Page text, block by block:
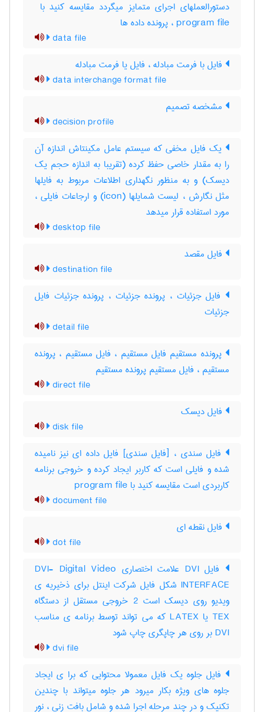
program file ، پرونده داده ‌ها
data file
فایل با فرمت مبادله ، فایل یا فرمت مبادله
data interchange format file
مشخصه تصمیم
decision profile
یک فایل مخفی که سیستم عامل مکینتاش اندازه آن
را به مقدار خاصی حفظ کرده (تقریبا به اندازه حجم یک
دیسک) و به منظور نگهداری اطلاعات مربوط به فایلها
مثل نگارش ، لیست شمایلها (‎icon) و ارجاعات فایلی ،
مورد استفاده قرار میدهد
desktop file
فایل مقصد
destination file
فایل جزئیات ، پرونده جزئیات ، پرونده جزئیات فایل
جزئیات
detail file
پرونده مستقیم فایل مستقیم ، فایل مستقیم ، پرونده
مستقیم ، فایل مستقیم پرونده مستقیم
direct file
فایل دیسک
disk file
فایل سندی ، [فایل سندی] فایل داده ای نیز نامیده
شده و فایلی است که کاربر ایجاد کرده و خروجی برنامه
کاربردی است مقایسه کنید با ‎ program file
document file
فایل نقطه ای
dot file
فایل DVI علامت اختصاری DVI- Digital Video
INTERFACE شکل فایل شرکت اینتل برای ذخیریه ی
ویدیو روی دیسک است 2 خروجی مستقل از دستگاه
TEX یا LATEX که می تواند توسط برنامه ی مناسب
DVI بر روی هر چاپگری چاپ شود
dvi file
فایل جلوه یک فایل معمولا محتوایی که برا ی ایجاد
جلوه های ویژه بکار میرود هر جلوه میتواند با چندین
تکنیک و در چند مرحله اجرا شده و شامل بافت زنی ، نور